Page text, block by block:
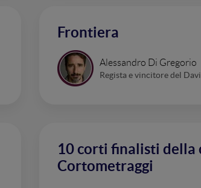
Frontiera
Alessandro Di Gregorio
Regista e vincitore del
10 corti finalisti della
Cortometraggi